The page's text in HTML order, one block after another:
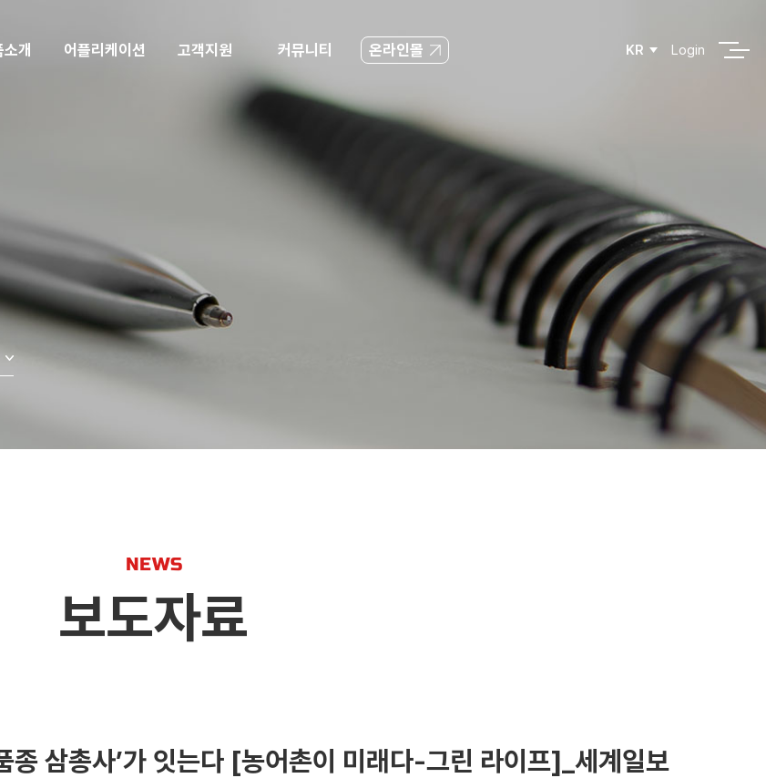
개 어플리케이션 고객지원 커뮤니티 온라인몰 KR Login
NEWS
보도자료
삼총사’가 잇는다 [농어촌이 미래다-그린 라이프]_세계일보